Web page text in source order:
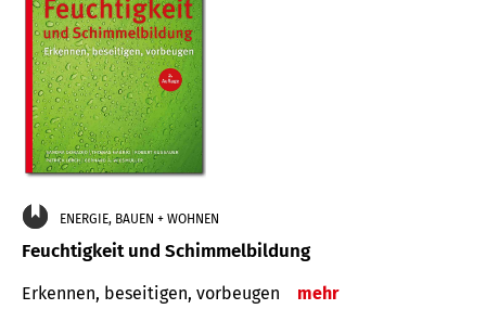
ENERGIE, BAUEN + WOHNEN
Feuchtigkeit und Schimmelbildung
Erkennen, beseitigen, vorbeugen mehr